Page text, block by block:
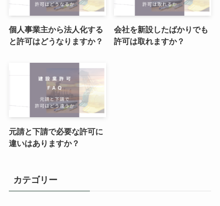
個人事業主から法人化する
と許可はどうなりますか？
会社を新設したばかりでも
許可は取れますか？
元請と下請で必要な許可に
違いはありますか？
カテゴリー